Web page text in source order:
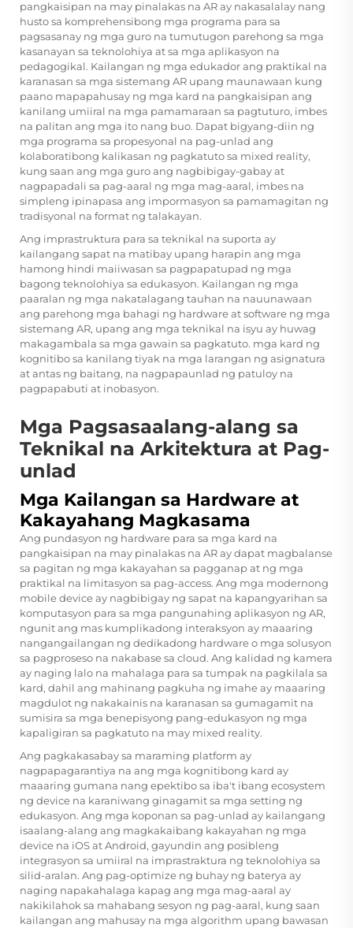
pangkaisipan na may pinalakas na AR ay nakasalalay nang
husto sa komprehensibong mga programa para sa
pagsasanay ng mga guro na tumutugon parehong sa mga
kasanayan sa teknolohiya at sa mga aplikasyon na
pedagogikal. Kailangan ng mga edukador ang praktikal na
karanasan sa mga sistemang AR upang maunawaan kung
paano mapapahusay ng mga kard na pangkaisipan ang
kanilang umiiral na mga pamamaraan sa pagtuturo, imbes
na palitan ang mga ito nang buo. Dapat bigyang-diin ng
mga programa sa propesyonal na pag-unlad ang
kolaboratibong kalikasan ng pagkatuto sa mixed reality,
kung saan ang mga guro ang nagbibigay-gabay at
nagpapadali sa pag-aaral ng mga mag-aaral, imbes na
simpleng ipinapasa ang impormasyon sa pamamagitan ng
tradisyonal na format ng talakayan.
Ang imprastruktura para sa teknikal na suporta ay
kailangang sapat na matibay upang harapin ang mga
hamong hindi maiiwasan sa pagpapatupad ng mga
bagong teknolohiya sa edukasyon. Kailangan ng mga
paaralan ng mga nakatalagang tauhan na nauunawaan
ang parehong mga bahagi ng hardware at software ng mga
sistemang AR, upang ang mga teknikal na isyu ay huwag
makagambala sa mga gawain sa pagkatuto. mga kard ng
kognitibosa kanilang tiyak na mga larangan ng asignatura
at antas ng baitang, na nagpapaunlad ng patuloy na
pagpapabuti at inobasyon.
Mga Pagsasaalang-alang sa
Teknikal na Arkitektura at Pag-
unlad
Mga Kailangan sa Hardware at
Kakayahang Magkasama
Ang pundasyon ng hardware para sa mga kard na
pangkaisipan na may pinalakas na AR ay dapat magbalanse
sa pagitan ng mga kakayahan sa pagganap at ng mga
praktikal na limitasyon sa pag-access. Ang mga modernong
mobile device ay nagbibigay ng sapat na kapangyarihan sa
komputasyon para sa mga pangunahing aplikasyon ng AR,
ngunit ang mas kumplikadong interaksyon ay maaaring
nangangailangan ng dedikadong hardware o mga solusyon
sa pagproseso na nakabase sa cloud. Ang kalidad ng kamera
ay naging lalo na mahalaga para sa tumpak na pagkilala sa
kard, dahil ang mahinang pagkuha ng imahe ay maaaring
magdulot ng nakakainis na karanasan sa gumagamit na
sumisira sa mga benepisyong pang-edukasyon ng mga
kapaligiran sa pagkatuto na may mixed reality.
Ang pagkakasabay sa maraming platform ay
nagpapagarantiya na ang mga kognitibong kard ay
maaaring gumana nang epektibo sa iba't ibang ecosystem
ng device na karaniwang ginagamit sa mga setting ng
edukasyon. Ang mga koponan sa pag-unlad ay kailangang
isaalang-alang ang magkakaibang kakayahan ng mga
device na iOS at Android, gayundin ang posibleng
integrasyon sa umiiral na imprastraktura ng teknolohiya sa
silid-aralan. Ang pag-optimize ng buhay ng baterya ay
naging napakahalaga kapag ang mga mag-aaral ay
nakikilahok sa mahabang sesyon ng pag-aaral, kung saan
kailangan ang mahusay na mga algorithm upang bawasan